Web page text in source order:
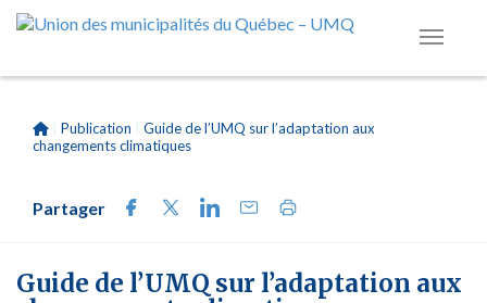
Publication
Guide de l’UMQ sur l’adaptation aux
changements climatiques
Partager
Guide de l’UMQ sur l’adaptation aux